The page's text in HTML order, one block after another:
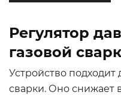
Регулятор
газовой
Устройство подходит
сварки. Оно снижает